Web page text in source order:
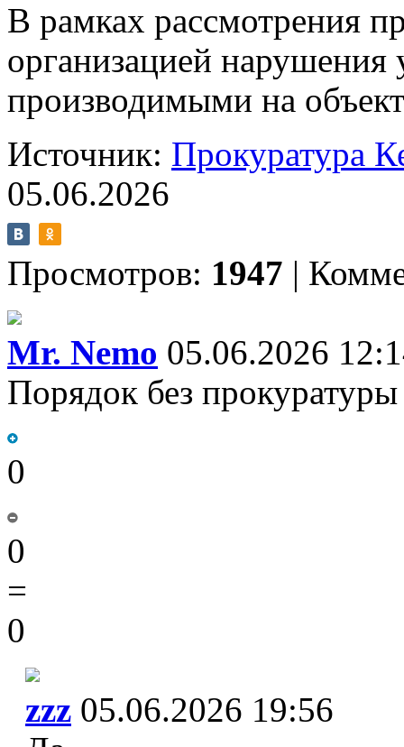
В рамках рассмотрения
организацией нарушения
производимыми на
Источник: Прокуратура
05.06.2026
Просмотров: 1947 |
Mr. Nemo 05.06.2026
Порядок без прокуратуры
0
0
=
0
zzz 05.06.2026 19:56